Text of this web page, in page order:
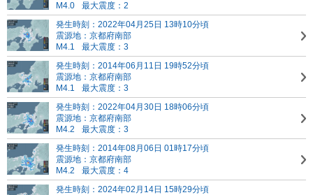
M4.0
最大震度：2
発生時刻：2022年04月25日 13時10分頃
震源地：京都府南部
M4.1
最大震度：3
発生時刻：2014年06月11日 19時52分頃
震源地：京都府南部
M4.1
最大震度：3
発生時刻：2022年04月30日 18時06分頃
震源地：京都府南部
M4.2
最大震度：3
発生時刻：2014年08月06日 01時17分頃
震源地：京都府南部
M4.2
最大震度：4
発生時刻：2024年02月14日 15時29分頃